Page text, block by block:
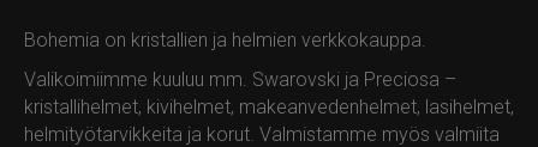
Bohemia on kristallien ja helmien verkkokauppa.
Valikoimiimme kuuluu mm. Swarovski ja Preciosa –
kristallihelmet, kivihelmet, makeanvedenhelmet, lasihelmet,
helmityötarvikkeita ja korut. Valmistamme myös valmiita